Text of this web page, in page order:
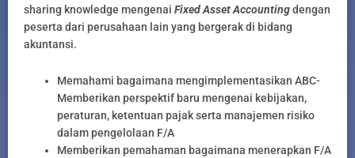
sharing knowledge mengenai Fixed Asset Accountingdengan
peserta dari perusahaan lain yang bergerak di bidang
akuntansi.
Memahami bagaimana mengimplementasikan ABC-
Memberikan perspektif baru mengenai kebijakan,
peraturan, ketentuan pajak serta manajemen risiko
dalam pengelolaan F/A
Memberikan pemahaman bagaimana menerapkan F/A